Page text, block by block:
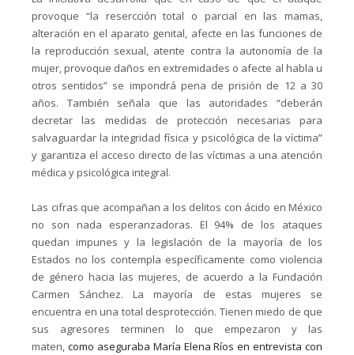
provoque “la resercción total o parcial en las mamas,
alteración en el aparato genital, afecte en las funciones de
la reproducción sexual, atente contra la autonomía de la
mujer, provoque daños en extremidades o afecte al habla u
otros sentidos” se impondrá pena de prisión de 12 a 30
años. También señala que las autoridades “deberán
decretar las medidas de protección necesarias para
salvaguardar la integridad física y psicológica de la víctima”
y garantiza el acceso directo de las víctimas a una atención
médica y psicológica integral.
Las cifras que acompañan a los delitos con ácido en México
no son nada esperanzadoras. El 94% de los ataques
quedan impunes y la legislación de la mayoría de los
Estados no los contempla específicamente como violencia
de género hacia las mujeres, de acuerdo a la Fundación
Carmen Sánchez. La mayoría de estas mujeres se
encuentra en una total desprotección. Tienen miedo de que
sus agresores terminen lo que empezaron y las
maten, como aseguraba María Elena Ríos en entrevista con